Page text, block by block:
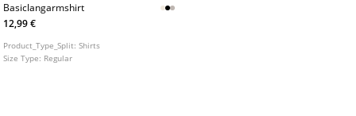
Basiclangarmshirt
12,99 €
Product_Type_Split:Shirts
Size Type: Regular